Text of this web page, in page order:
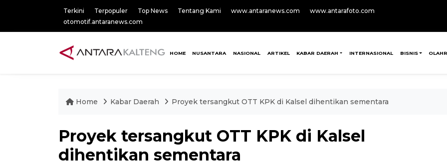
Terkini Terpopuler Top News Tentang Kami www.antaranews.com
www.antarafoto.com
otomotif.antaranews.com
HOME NUSANTARA NASIONAL ARTIKEL KABAR DAERAH INTERNASIONAL BISNIS
Home Kabar Daerah Proyek tersangkut OTT KPK di Kalsel dihentikan sementara
Proyek tersangkut OTT KPK di Kalsel
dihentikan sementara